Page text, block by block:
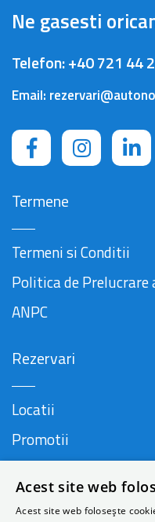
Ne gasesti
Telefon:+40 721 44
Email:
Termene
Termeni si Conditii
Politica de Prelucrare
ANPC
Rezervari
Locatii
Promotii
Companie
Acest site web
Acest site web folosește